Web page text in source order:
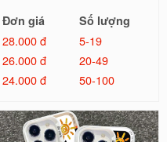
Đơn giá
Số lượng
28.000 đ
5-19
26.000 đ
20-49
24.000 đ
50-100